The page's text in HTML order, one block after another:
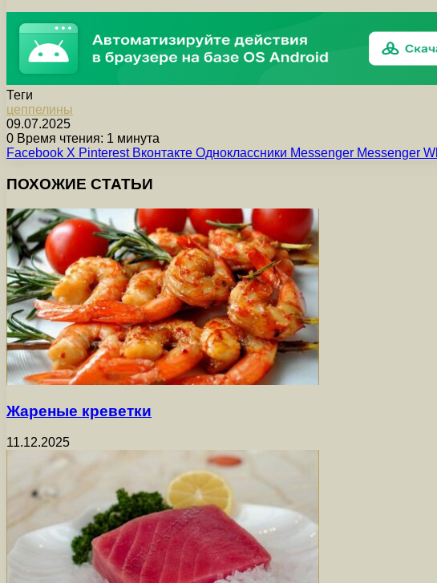
Теги
цеппелины
09.07.2025
0 Время чтения: 1 минута
Facebook X Pinterest Вконтакте Одноклассники Messenger Messenger
ПОХОЖИЕ СТАТЬИ
Жареные креветки
11.12.2025